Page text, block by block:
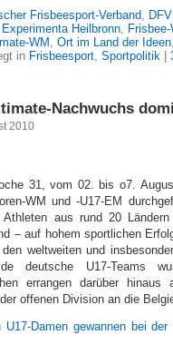
Frisbeesport-Verband,
Experimenta Heilbronn,
WM , Ort im Land der Ideen
in Frisbeesport, Sportpolitik|
Nachwuchs
2010
31, vom 02. bis o7.
WM und -U17-EM
Athleten aus rund 20
– auf hohem sportlichen
weltweiten und
deutsche U17-Teams
errangen darüber hinaus
offenen Division an die